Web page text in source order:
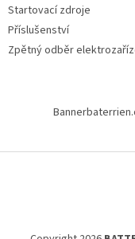
Startovací zdroje
Příslušenství
Zpětný odběr